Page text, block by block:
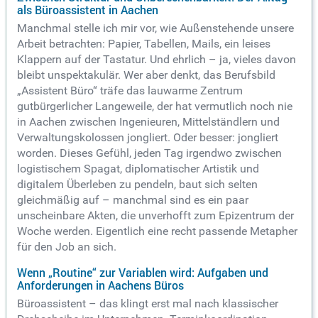
als Büroassistent in Aachen
Manchmal stelle ich mir vor, wie Außenstehende unsere
Arbeit betrachten: Papier, Tabellen, Mails, ein leises
Klappern auf der Tastatur. Und ehrlich – ja, vieles davon
bleibt unspektakulär. Wer aber denkt, das Berufsbild
„Assistent Büro“ träfe das lauwarme Zentrum
gutbürgerlicher Langeweile, der hat vermutlich noch nie
in Aachen zwischen Ingenieuren, Mittelständlern und
Verwaltungskolossen jongliert. Oder besser: jongliert
worden. Dieses Gefühl, jeden Tag irgendwo zwischen
logistischem Spagat, diplomatischer Artistik und
digitalem Überleben zu pendeln, baut sich selten
gleichmäßig auf – manchmal sind es ein paar
unscheinbare Akten, die unverhofft zum Epizentrum der
Woche werden. Eigentlich eine recht passende Metapher
für den Job an sich.
Wenn „Routine“ zur Variablen wird: Aufgaben und
Anforderungen in Aachens Büros
Büroassistent – das klingt erst mal nach klassischer